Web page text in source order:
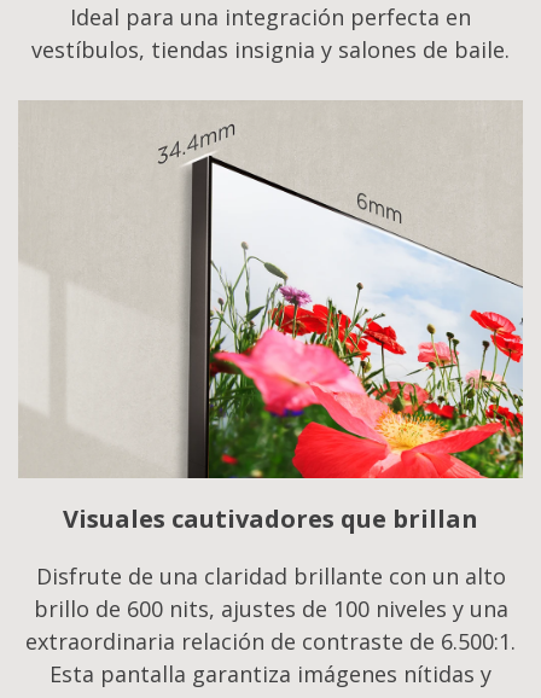
Ideal para una integración perfecta en
vestíbulos, tiendas insignia y salones de baile.​
Visuales cautivadores que brillan
Disfrute de una claridad brillante con un alto
brillo de 600 nits, ajustes de 100 niveles y una
extraordinaria relación de contraste de 6.500:1.
Esta pantalla garantiza imágenes nítidas y